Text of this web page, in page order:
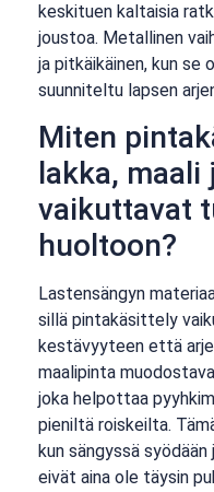
keskituen kaltaisia
joustoa. Metallinen
ja pitkäikäinen, kun se
suunniteltu lapsen
Miten
lakka, maali
vaikuttavat
huoltoon?
Lastensängyn
sillä pintakäsittely
kestävyyteen että
maalipinta
joka helpottaa
pieniltä roiskeilta.
kun sängyssä
eivät aina ole täysin